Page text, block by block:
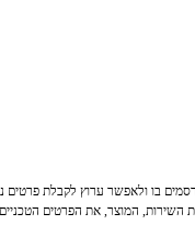
בו ולאפשר ערוץ לקבלת פרטים
המוצר, את הפרטים